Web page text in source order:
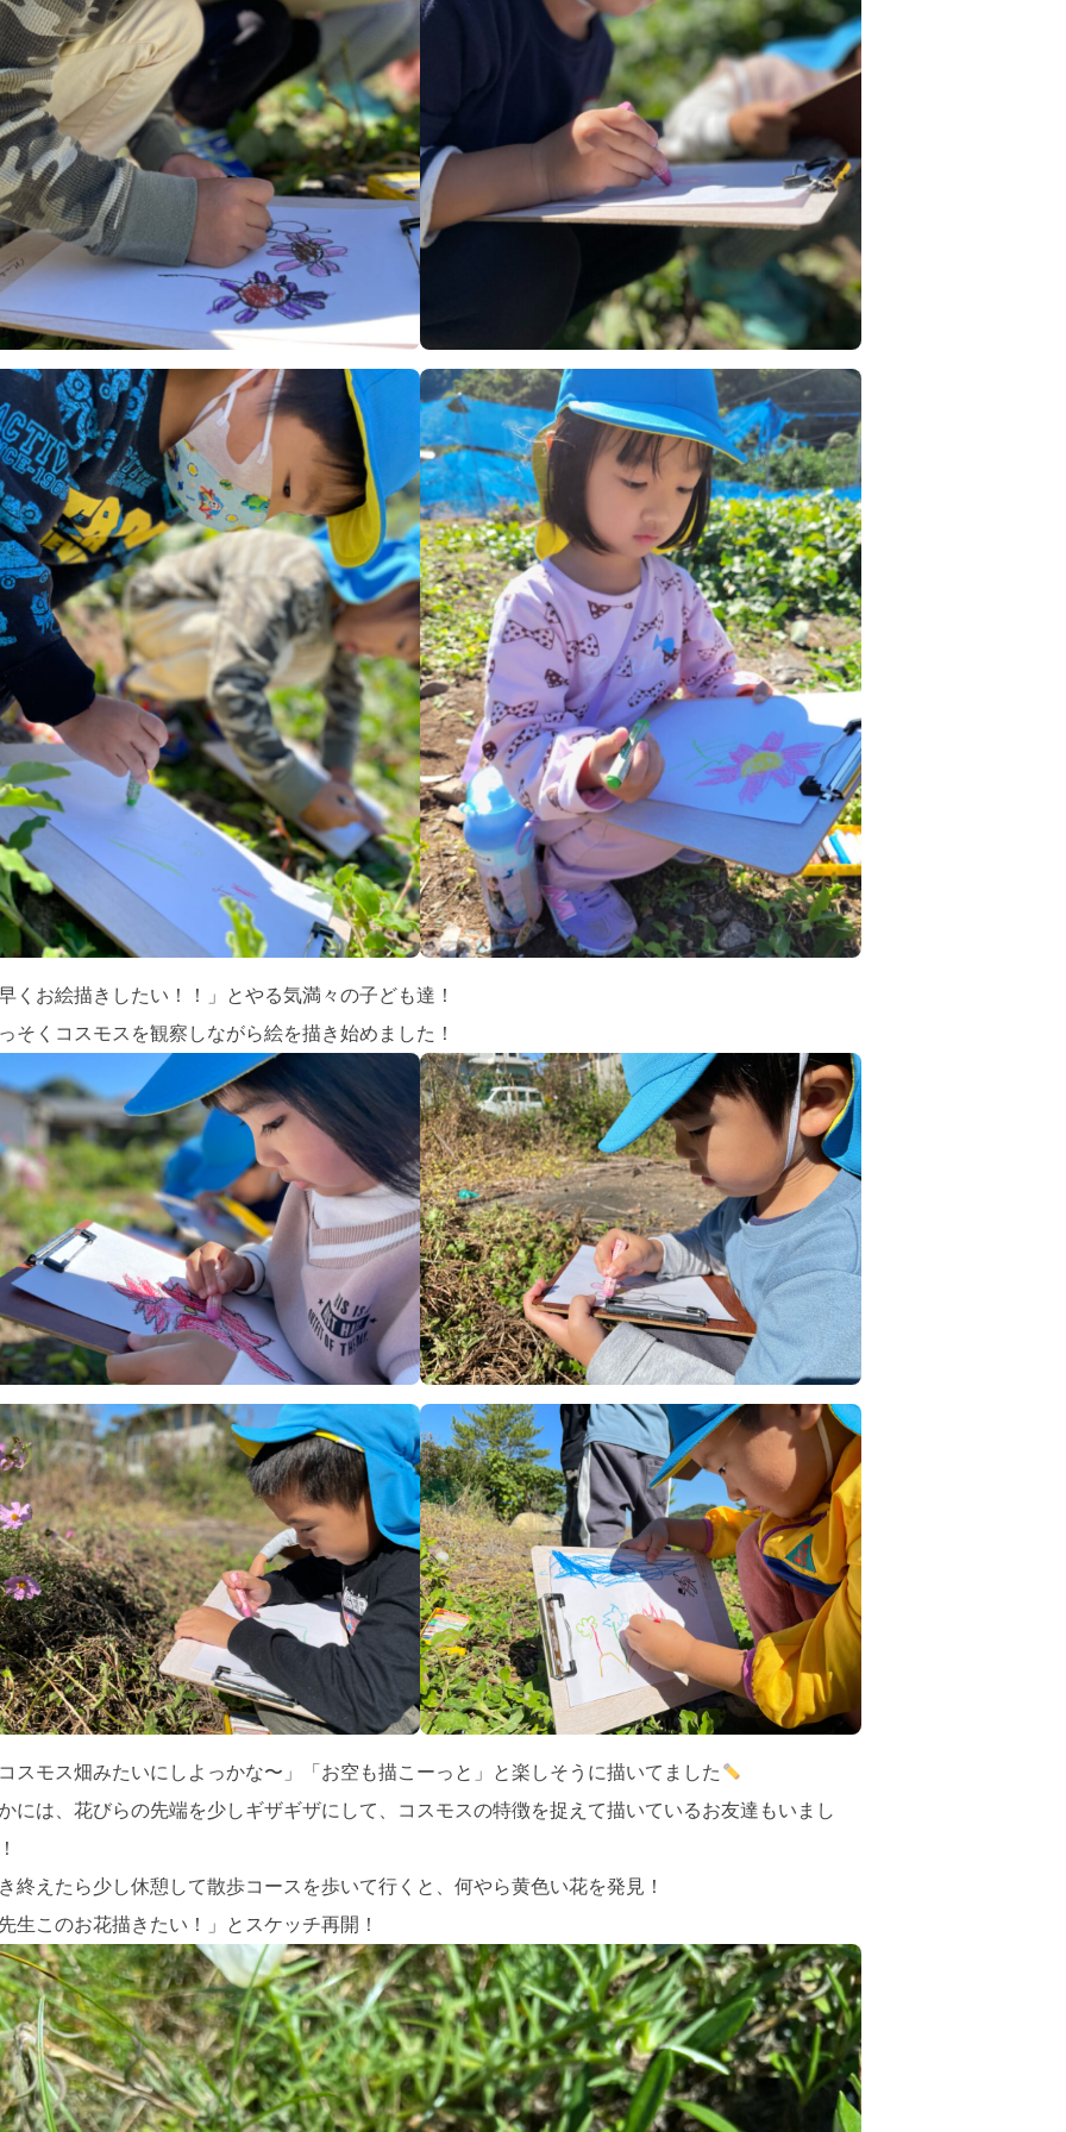
くお絵描きしたい！！」とやる気満々の子ども達！
そくコスモスを観察しながら絵を描き始めました！
スモス畑みたいにしよっかな〜」「お空も描こーっと」と楽しそうに描いてました
には、花びらの先端を少しギザギザにして、コスモスの特徴を捉えて描いているお友達もいまし
終えたら少し休憩して散歩コースを歩いて行くと、何やら黄色い花を発見！
生このお花描きたい！」とスケッチ再開！